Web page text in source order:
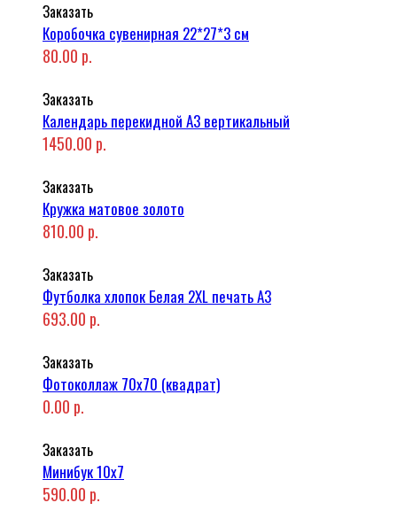
Заказать
Коробочка сувенирная 22*27*3 см
80.00 р.
Заказать
Календарь перекидной А3 вертикальный
1450.00 р.
Заказать
Кружка матовое золото
810.00 р.
Заказать
Футболка хлопок Белая 2XL печать A3
693.00 р.
Заказать
Фотоколлаж 70x70 (квадрат)
0.00 р.
Заказать
Минибук 10х7
590.00 р.